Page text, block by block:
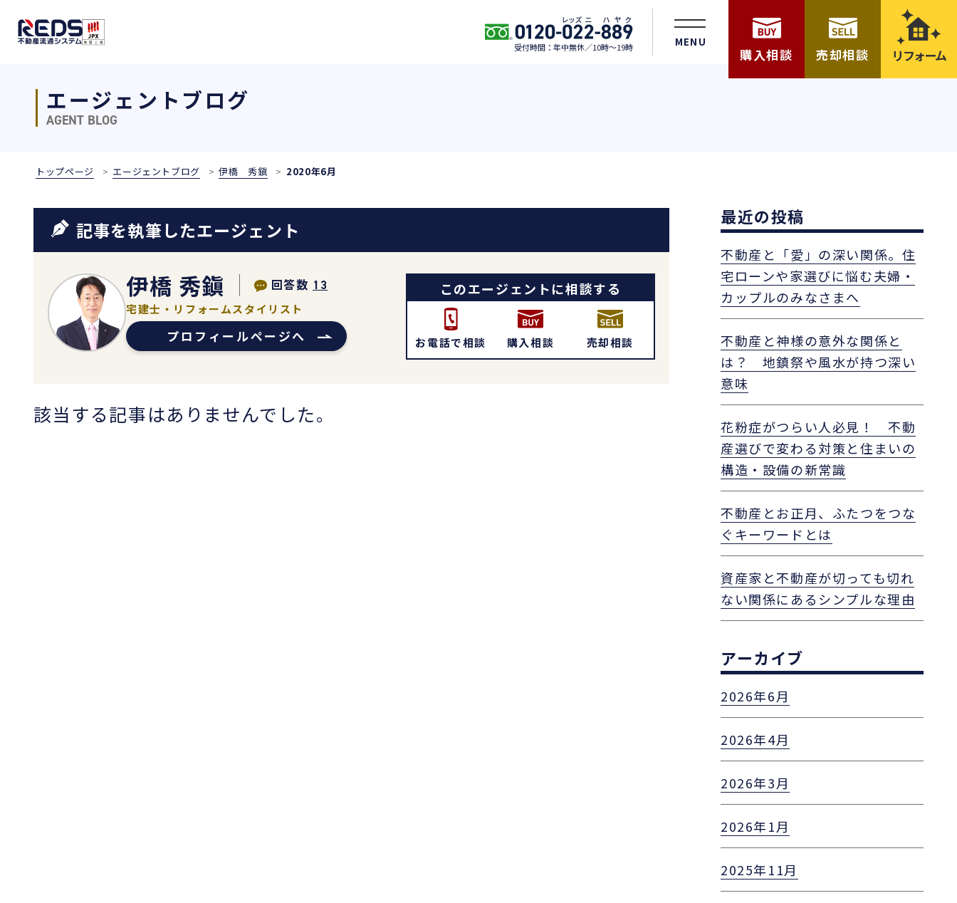
受付時間：年中無休／10時〜19時 MENU
購入相談 売却相談 リフォーム
エージェントブログ
AGENT BLOG
トップページ エージェントブログ 伊橋 秀鎭 2020年6月
記事を執筆したエージェント
伊橋 秀鎭 回答数 13
宅建士・リフォームスタイリスト
プロフィールページへ
このエージェントに相談する
お電話で相談 購入相談 売却相談
該当する記事はありませんでした。
最近の投稿
不動産と「愛」の深い関係。住
宅ローンや家選びに悩む夫婦・
カップルのみなさまへ
不動産と神様の意外な関係と
は？ 地鎮祭や風水が持つ深い
意味
花粉症がつらい人必見！ 不動
産選びで変わる対策と住まいの
構造・設備の新常識
不動産とお正月、ふたつをつな
ぐキーワードとは
資産家と不動産が切っても切れ
ない関係にあるシンプルな理由
アーカイブ
2026年6月
2026年4月
2026年3月
2026年1月
2025年11月